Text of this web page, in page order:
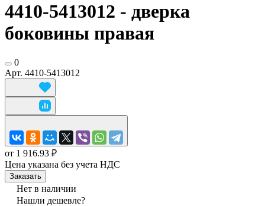
4410-5413012 - дверка
боковины правая
0
Арт. 4410-5413012
от 1 916.93 ₽
Цена указана без учета НДС
Заказать
Нет в наличии
Нашли дешевле?